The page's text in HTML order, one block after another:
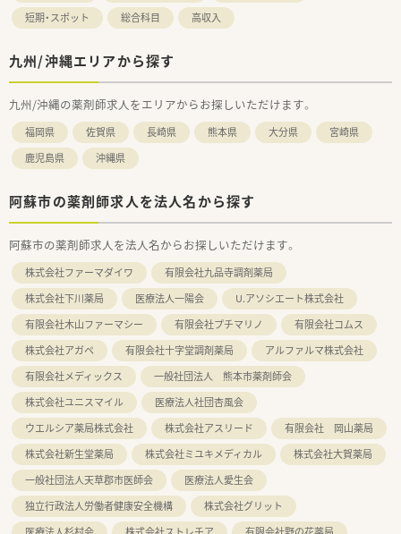
短期・スポット
総合科目 高収入
九州/沖縄エリアから探す
九州/沖縄の薬剤師求人をエリアからお探しいただけます。
福岡県 佐賀県 長崎県 熊本県 大分県
宮崎県
鹿児島県
沖縄県
阿蘇市の薬剤師求人を法人名から探す
阿蘇市の薬剤師求人を法人名からお探しいただけます。
株式会社ファーマダイワ
有限会社九品寺調剤薬局
株式会社下川薬局
医療法人一陽会
U.アソシエート株式会社
有限会社木山ファーマシー
有限会社プチマリノ
有限会社コムス
株式会社アガペ
有限会社十字堂調剤薬局
アルファルマ株式会社
有限会社メディックス
一般社団法人 熊本市薬剤師会
株式会社ユニスマイル
医療法人社団杏風会
ウエルシア薬局株式会社
株式会社アスリード
有限会社 岡山薬局
株式会社新生堂薬局
株式会社ミユキメディカル
株式会社大賀薬局
一般社団法人天草郡市医師会
医療法人愛生会
独立行政法人労働者健康安全機構
株式会社グリット